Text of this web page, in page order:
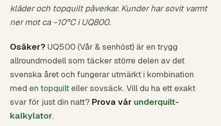
kläder och topquilt påverkar. Kunder har sovit varmt
ner mot ca −10°C i UQ800.
Osäker? UQ500 (Vår & senhöst) är en trygg
allroundmodell som täcker större delen av det
svenska året och fungerar utmärkt i kombination
med en topquilt eller sovsäck. Vill du ha ett exakt
svar för just din natt? Prova vår underquilt-
kalkylator.